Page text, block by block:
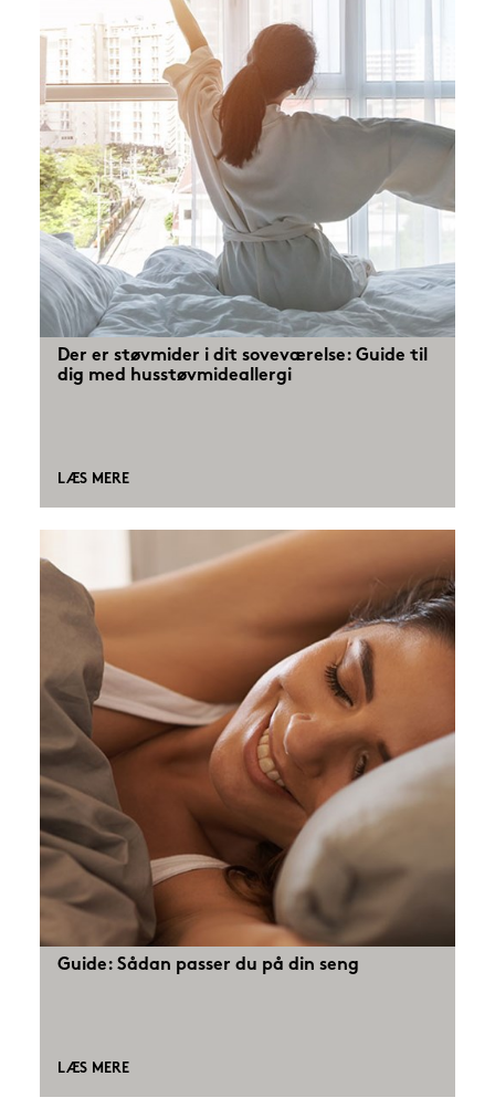
Der er støvmider i dit soveværelse: Guide til
dig med husstøvmideallergi
LÆS MERE
Guide: Sådan passer du på din seng
LÆS MERE